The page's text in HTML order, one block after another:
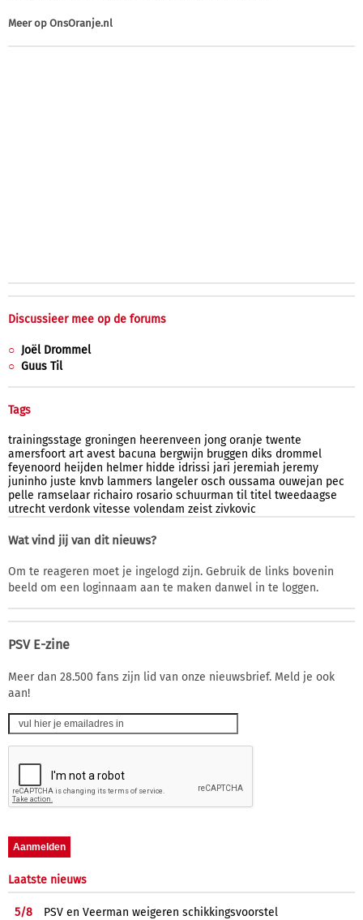
Meer op OnsOranje.nl
Discussieer mee op de forums
Joël Drommel
Guus Til
Tags
trainingsstage groningen heerenveen jong oranje twente
amersfoort art avest bacuna bergwijn bruggen diks drommel
feyenoord heijden helmer hidde idrissi jari jeremiah jeremy
juninho juste knvb lammers langeler osch oussama ouwejan pec
pelle ramselaar richairo rosario schuurman til titel tweedaagse
utrecht verdonk vitesse volendam zeist zivkovic
Wat vind jij van dit nieuws?
Om te reageren moet je ingelogd zijn. Gebruik de links bovenin
beeld om een loginnaam aan te maken danwel in te loggen.
PSV E-zine
Meer dan 28.500 fans zijn lid van onze nieuwsbrief. Meld je ook
aan!
Laatste nieuws
5/8
PSV en Veerman weigeren schikkingsvoorstel